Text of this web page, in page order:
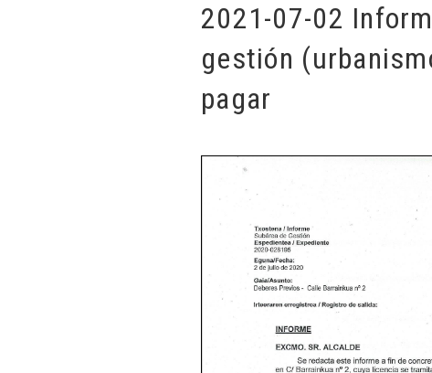
2021-07-02
gestión
pagar